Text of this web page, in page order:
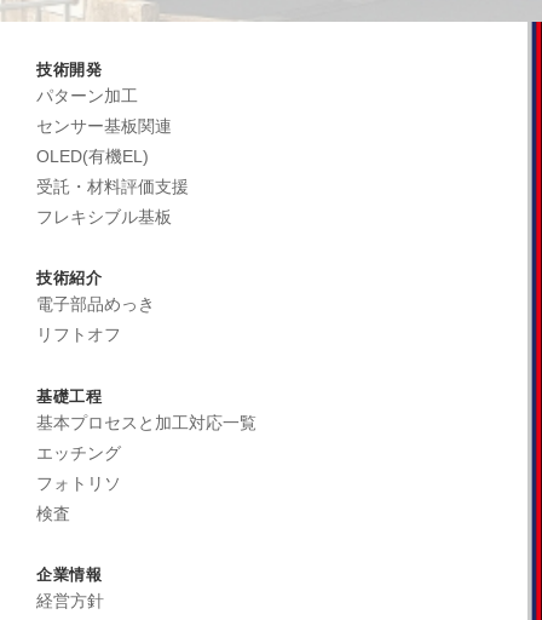
技術開発
パターン加工
センサー基板関連
OLED(有機EL)
受託・材料評価支援
フレキシブル基板
技術紹介
電子部品めっき
リフトオフ
基礎工程
基本プロセスと加工対応一覧
エッチング
フォトリソ
検査
企業情報
経営方針